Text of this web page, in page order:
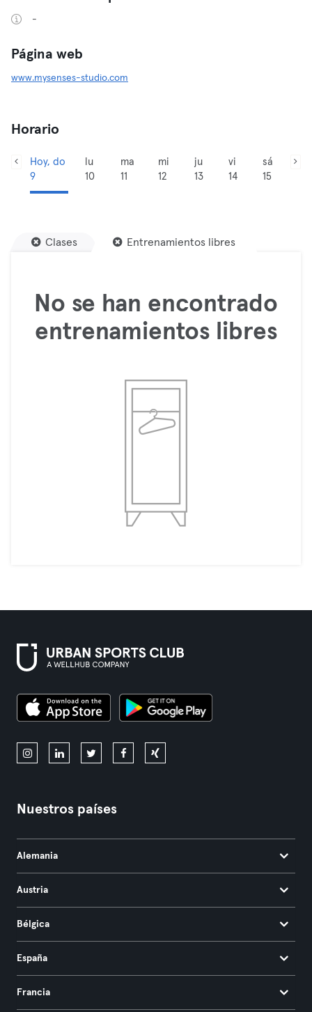
-
Página web
www.mysenses-studio.com
Horario
Hoy, do
9
lu
10
ma
11
mi
12
ju
13
vi
14
sá
15
Clases Entrenamientos libres
No se han encontrado
entrenamientos libres
Nuestros países
Alemania
Austria
Bélgica
España
Francia